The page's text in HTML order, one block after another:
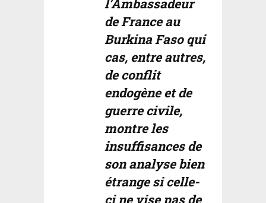
l’Ambassadeur
de France au
Burkina Faso qui
cas, entre autres,
de conflit
endogène et de
guerre civile,
montre les
insuffisances de
son analyse bien
étrange si celle-
ci ne vise pas de